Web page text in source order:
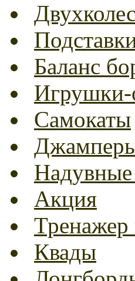
Баланс
Самокаты
Акция
Тренажер
Квады